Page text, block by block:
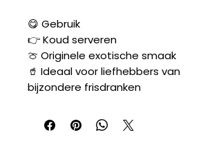
😋 Gebruik
👉 Koud serveren
🍈 Originele exotische smaak
🥤 Ideaal voor liefhebbers van
bijzondere frisdranken